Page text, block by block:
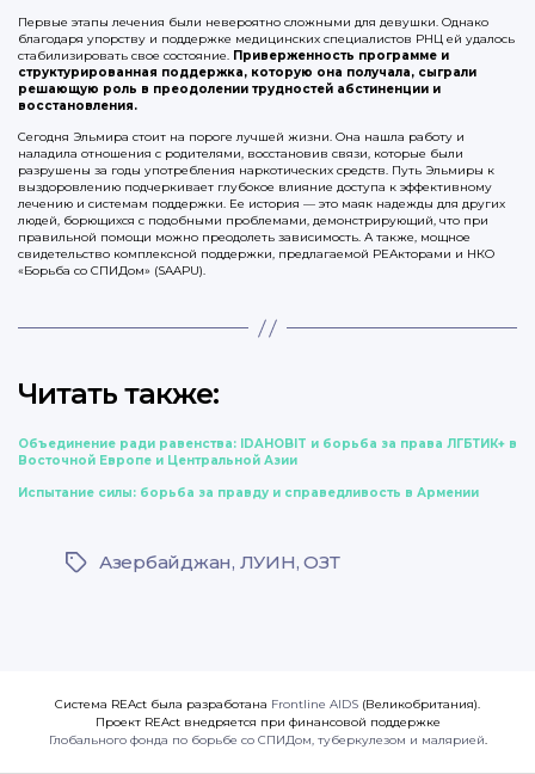
Первые этапы лечения были невероятно сложными для девушки. Однако
благодаря упорству и поддержке медицинских специалистов РНЦ ей удалось
стабилизировать свое состояние. Приверженность программе и
структурированная поддержка, которую она получала, сыграли
решающую роль в преодолении трудностей абстиненции и
восстановления.
Сегодня Эльмира стоит на пороге лучшей жизни. Она нашла работу и
наладила отношения с родителями, восстановив связи, которые были
разрушены за годы употребления наркотических средств. Путь Эльмиры к
выздоровлению подчеркивает глубокое влияние доступа к эффективному
лечению и системам поддержки. Ее история — это маяк надежды для других
людей, борющихся с подобными проблемами, демонстрирующий, что при
правильной помощи можно преодолеть зависимость. А также, мощное
свидетельство комплексной поддержки, предлагаемой РЕАкторами и НКО
«Борьба со СПИДом» (SAAPU).
Читать также:
Объединение ради равенства: IDAHOBIT и борьба за права ЛГБТИК+ в
Восточной Европе и Центральной Азии
Испытание силы: борьба за правду и справедливость в Армении
МеткиАзербайджан, ЛУИН,ОЗТ
Система REAct была разработана Frontline AIDS (Великобритания).
Проект REAct внедряется при финансовой поддержке
Глобального фонда по борьбе со СПИДом, туберкулезом и малярией.